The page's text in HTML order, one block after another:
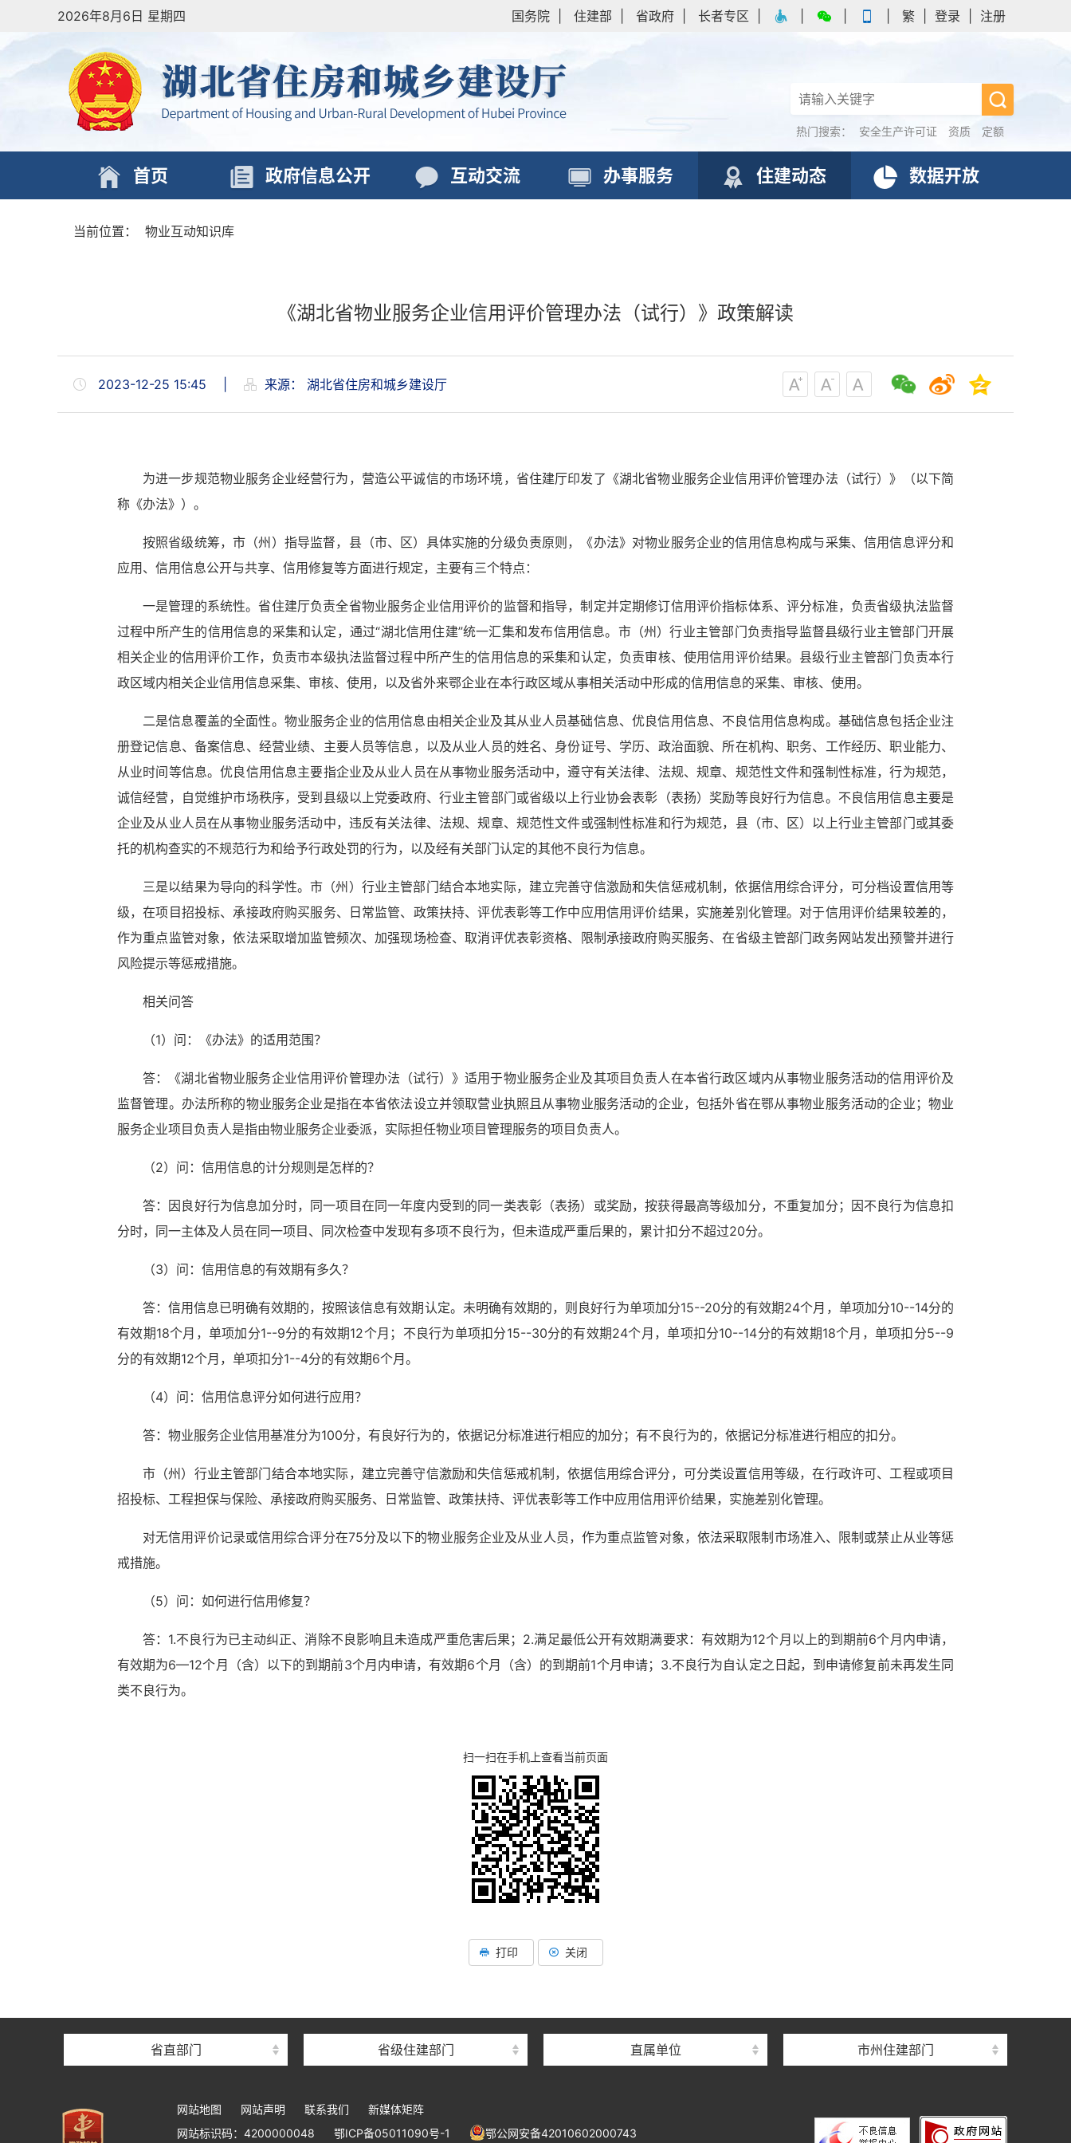
2026年8月6日 星期四 国务院 住建部 省政府 长者专区 繁 登录 注册
热门搜索： 安全生产许可证 资质 定额
首页 政府信息公开 互动交流 办事服务 住建动态 数据开放
当前位置： 物业互动知识库
《湖北省物业服务企业信用评价管理办法（试行）》政策解读
2023-12-25 15:45 来源： 湖北省住房和城乡建设厅
为进一步规范物业服务企业经营行为，营造公平诚信的市场环境，省住建厅印发了《湖北省物业服务企业信用评价管理办法（试行）》（以下简
称《办法》）。
按照省级统筹，市（州）指导监督，县（市、区）具体实施的分级负责原则，《办法》对物业服务企业的信用信息构成与采集、信用信息评分和
应用、信用信息公开与共享、信用修复等方面进行规定，主要有三个特点：
一是管理的系统性。省住建厅负责全省物业服务企业信用评价的监督和指导，制定并定期修订信用评价指标体系、评分标准，负责省级执法监督
过程中所产生的信用信息的采集和认定，通过“湖北信用住建”统一汇集和发布信用信息。市（州）行业主管部门负责指导监督县级行业主管部门开展
相关企业的信用评价工作，负责市本级执法监督过程中所产生的信用信息的采集和认定，负责审核、使用信用评价结果。县级行业主管部门负责本行
政区域内相关企业信用信息采集、审核、使用，以及省外来鄂企业在本行政区域从事相关活动中形成的信用信息的采集、审核、使用。
二是信息覆盖的全面性。物业服务企业的信用信息由相关企业及其从业人员基础信息、优良信用信息、不良信用信息构成。基础信息包括企业注
册登记信息、备案信息、经营业绩、主要人员等信息，以及从业人员的姓名、身份证号、学历、政治面貌、所在机构、职务、工作经历、职业能力、
从业时间等信息。优良信用信息主要指企业及从业人员在从事物业服务活动中，遵守有关法律、法规、规章、规范性文件和强制性标准，行为规范，
诚信经营，自觉维护市场秩序，受到县级以上党委政府、行业主管部门或省级以上行业协会表彰（表扬）奖励等良好行为信息。不良信用信息主要是
企业及从业人员在从事物业服务活动中，违反有关法律、法规、规章、规范性文件或强制性标准和行为规范，县（市、区）以上行业主管部门或其委
托的机构查实的不规范行为和给予行政处罚的行为，以及经有关部门认定的其他不良行为信息。
三是以结果为导向的科学性。市（州）行业主管部门结合本地实际，建立完善守信激励和失信惩戒机制，依据信用综合评分，可分档设置信用等
级，在项目招投标、承接政府购买服务、日常监管、政策扶持、评优表彰等工作中应用信用评价结果，实施差别化管理。对于信用评价结果较差的，
作为重点监管对象，依法采取增加监管频次、加强现场检查、取消评优表彰资格、限制承接政府购买服务、在省级主管部门政务网站发出预警并进行
风险提示等惩戒措施。
相关问答
（1）问：《办法》的适用范围？
答：《湖北省物业服务企业信用评价管理办法（试行）》适用于物业服务企业及其项目负责人在本省行政区域内从事物业服务活动的信用评价及
监督管理。办法所称的物业服务企业是指在本省依法设立并领取营业执照且从事物业服务活动的企业，包括外省在鄂从事物业服务活动的企业；物业
服务企业项目负责人是指由物业服务企业委派，实际担任物业项目管理服务的项目负责人。
（2）问：信用信息的计分规则是怎样的？
答：因良好行为信息加分时，同一项目在同一年度内受到的同一类表彰（表扬）或奖励，按获得最高等级加分，不重复加分；因不良行为信息扣
分时，同一主体及人员在同一项目、同次检查中发现有多项不良行为，但未造成严重后果的，累计扣分不超过20分。
（3）问：信用信息的有效期有多久？
答：信用信息已明确有效期的，按照该信息有效期认定。未明确有效期的，则良好行为单项加分15--20分的有效期24个月，单项加分10--14分的
有效期18个月，单项加分1--9分的有效期12个月；不良行为单项扣分15--30分的有效期24个月，单项扣分10--14分的有效期18个月，单项扣分5--9
分的有效期12个月，单项扣分1--4分的有效期6个月。
（4）问：信用信息评分如何进行应用？
答：物业服务企业信用基准分为100分，有良好行为的，依据记分标准进行相应的加分；有不良行为的，依据记分标准进行相应的扣分。
市（州）行业主管部门结合本地实际，建立完善守信激励和失信惩戒机制，依据信用综合评分，可分类设置信用等级，在行政许可、工程或项目
招投标、工程担保与保险、承接政府购买服务、日常监管、政策扶持、评优表彰等工作中应用信用评价结果，实施差别化管理。
对无信用评价记录或信用综合评分在75分及以下的物业服务企业及从业人员，作为重点监管对象，依法采取限制市场准入、限制或禁止从业等惩
戒措施。
（5）问：如何进行信用修复？
答：1.不良行为已主动纠正、消除不良影响且未造成严重危害后果；2.满足最低公开有效期满要求：有效期为12个月以上的到期前6个月内申请，
有效期为6—12个月（含）以下的到期前3个月内申请，有效期6个月（含）的到期前1个月申请；3.不良行为自认定之日起，到申请修复前未再发生同
类不良行为。
扫一扫在手机上查看当前页面
打印 关闭
省直部门 省级住建部门 直属单位
湖北省住建厅机关后勤服务中心
湖北省建设工程质量安全监督总站
湖北省建设工程标准定额管理总站 市州住建部门
网站地图 网站声明 联系我们
新媒体矩阵
网站标识码：4200000048
鄂ICP备05011090号-1 鄂公网安备42010602000743